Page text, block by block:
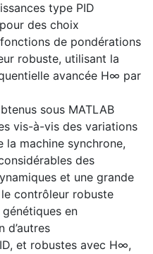
type PID
des choix
de pondérations
robuste, utilisant la
avancée H∞ par
sous MATLAB
vis-à-vis des variations
la machine synchrone,
des
et une grande
contrôleur robuste
en
d’autres
et robustes avec H∞,